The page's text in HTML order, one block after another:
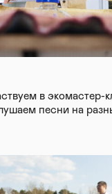
в экомастер-
песни на